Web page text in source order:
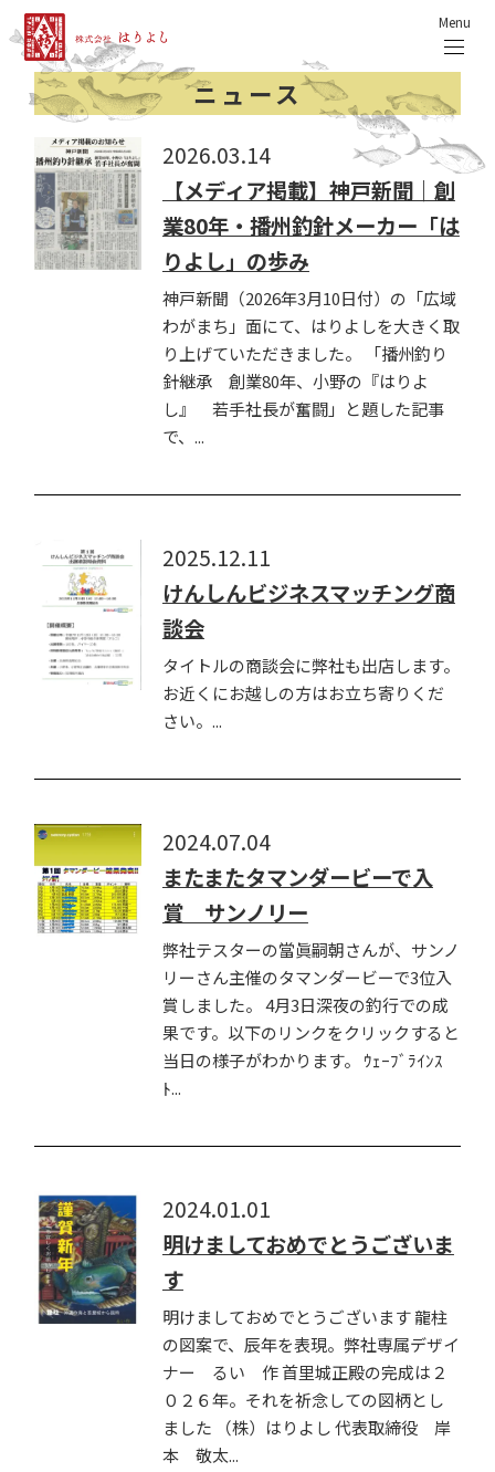
Menu
ニュース
2026.03.14
【メディア掲載】神戸新聞｜創
業80年・播州釣針メーカー「は
りよし」の歩み
神戸新聞（2026年3月10日付）の「広域
わがまち」面にて、はりよしを大きく取
り上げていただきました。 「播州釣り
針継承 創業80年、小野の『はりよ
し』 若手社長が奮闘」と題した記事
で、...
2025.12.11
けんしんビジネスマッチング商
談会
タイトルの商談会に弊社も出店します。
お近くにお越しの方はお立ち寄りくだ
さい。...
2024.07.04
またまたタマンダービーで入
賞 サンノリー
弊社テスターの當眞嗣朝さんが、サンノ
リーさん主催のタマンダービーで3位入
賞しました。 4月3日深夜の釣行での成
果です。以下のリンクをクリックすると
当日の様子がわかります。 ｳｪｰﾌﾞﾗｲﾝｽ
ﾄ...
2024.01.01
明けましておめでとうございま
す
明けましておめでとうございます 龍柱
の図案で、辰年を表現。弊社専属デザイ
ナー るい 作 首里城正殿の完成は２
０２６年。それを祈念しての図柄とし
ました （株）はりよし 代表取締役 岸
本 敬太...